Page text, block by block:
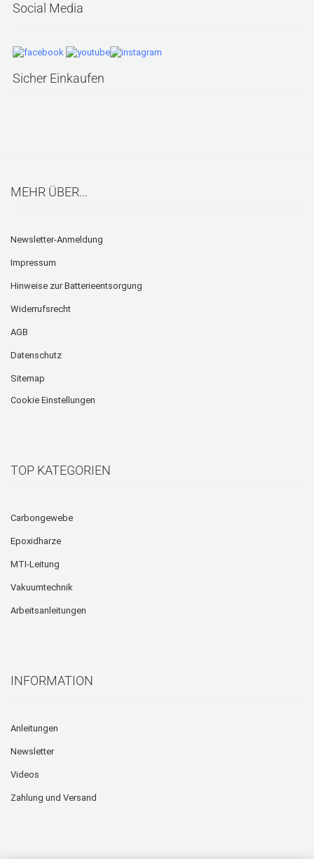
Social Media
Sicher Einkaufen
MEHR ÜBER...
Newsletter-Anmeldung
Impressum
Hinweise zur Batterieentsorgung
Widerrufsrecht
AGB
Datenschutz
Sitemap
Cookie Einstellungen
TOP KATEGORIEN
Carbongewebe
Epoxidharze
MTI-Leitung
Vakuumtechnik
Arbeitsanleitungen
INFORMATION
Anleitungen
Newsletter
Videos
Zahlung und Versand